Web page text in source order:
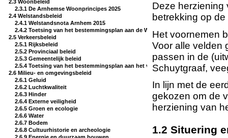
2.3 Woonbeleid
2.3.1 De Arnhemse Woonprincipes 2025
2.4 Welstandsbeleid
2.4.1 Welstandsnota Arnhem 2015
2.4.2 Toetsing van het bestemmingsplan aan de Welstandsnota 2015
2.5 Verkeersbeleid
2.5.1 Rijksbeleid
2.5.2 Provinciaal beleid
2.5.3 Gemeentelijk beleid
2.5.4 Toetsing van het bestemmingsplan aan het verkeersbeleid
2.6 Milieu- en omgevingsbeleid
2.6.1 Geluid
2.6.2 Luchtkwaliteit
2.6.3 Hinder
2.6.4 Externe veiligheid
2.6.5 Groen en ecologie
2.6.6 Water
2.6.7 Bodem
2.6.8 Cultuurhistorie en archeologie
Deze herziening
betrekking op
Het voornemen
Voor alle velden
passen in de
Schuytgraaf,
In lijn met de
gekozen om de
herziening van
1.2 Situering